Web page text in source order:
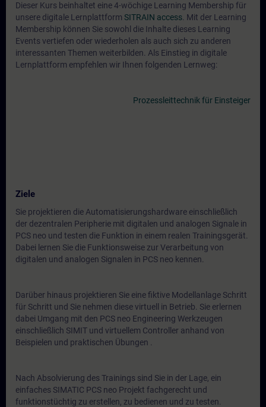
Dieser Kurs beinhaltet eine 4-wöchige Learning Membership für
unsere digitale Lernplattform SITRAIN access . Mit der Learning
Membership können Sie sowohl die Inhalte dieses Learning
Events vertiefen oder wiederholen als auch sich zu anderen
interessanten Themen weiterbilden. Als Einstieg in digitale
Lernplattform empfehlen wir Ihnen folgenden Lernweg:
Prozessleittechnik für Einsteiger
Ziele
Sie projektieren die Automatisierungshardware einschließlich
der dezentralen Peripherie mit digitalen und analogen Signale in
PCS neo und testen die Funktion in einem realen Trainingsgerät.
Dabei lernen Sie die Funktionsweise zur Verarbeitung von
digitalen und analogen Signalen in PCS neo kennen.
Darüber hinaus projektieren Sie eine fiktive Modellanlage Schritt
für Schritt und Sie nehmen diese virtuell in Betrieb. Sie erlernen
dabei Umgang mit den PCS neo Engineering Werkzeugen
einschließlich SIMIT und virtuellem Controller anhand von
Beispielen und praktischen Übungen .
Nach Absolvierung des Trainings sind Sie in der Lage, ein
einfaches SIMATIC PCS neo Projekt fachgerecht und
funktionstüchtig zu erstellen, zu bedienen und zu testen.